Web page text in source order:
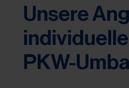
Unsere
PKW-